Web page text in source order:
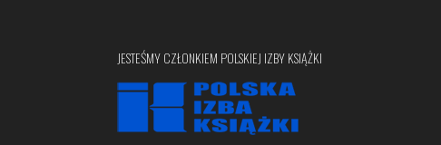
JESTEŚMY CZŁONKIEM POLSKIEJ IZBY KSIĄŻKI